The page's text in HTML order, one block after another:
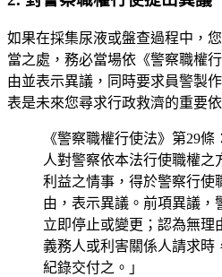
如果在採集尿液或盤查過程中，
當之處，務必當場依《警察職權
由並表示異議，同時要求員警製作
表是未來您尋求行政救濟的重要依
《警察職權行使法》第29
人對警察依本法行使職權之
利益之情事，得於警察行使
由，表示異議。前項異議，
立即停止或變更；認為無理
義務人或利害關係人請求時
紀錄交付之。」